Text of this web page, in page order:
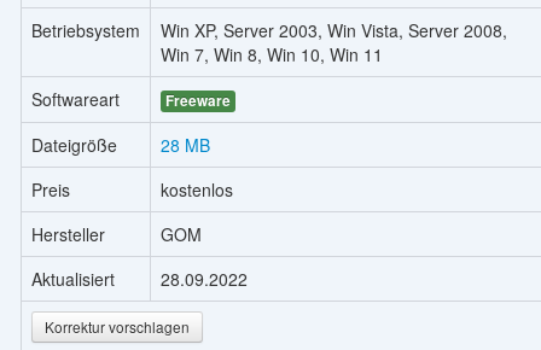
Betriebsystem
Win XP, Server 2003, Win Vista, Server 2008,
Win 7, Win 8, Win 10, Win 11
Softwareart
Freeware
Dateigröße
28 MB
Preis
kostenlos
Hersteller
GOM
Aktualisiert
28.09.2022
Korrektur vorschlagen